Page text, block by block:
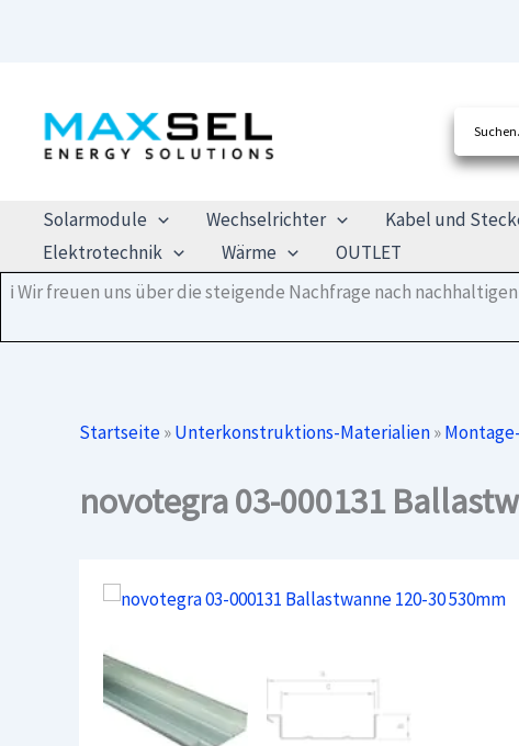
Inhalt
springen
Solarmodule Wechselrichter Kabel und
Elektrotechnik
Wärme OUTLET
ℹ️ Wir freuen uns über die steigende Nachfrage nach
Startseite»Unterkonstruktions-Materialien»
novotegra 03-000131